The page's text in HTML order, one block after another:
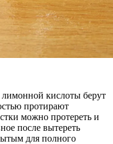
кислоты берут
протирают
можно протереть и
после вытереть
для полного